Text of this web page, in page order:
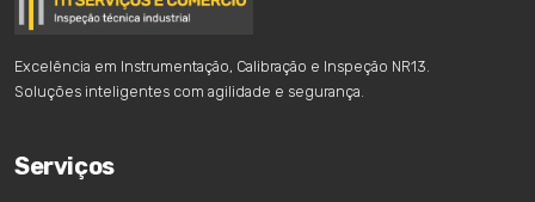
Excelência em Instrumentação, Calibração e Inspeção NR13.
Soluções inteligentes com agilidade e segurança.
Serviços